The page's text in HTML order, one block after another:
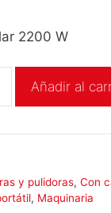
2200 W
Milwaukee
22-
E/DMS
cantidad
Añadir al
y pulidoras, Con
, Maquinaria